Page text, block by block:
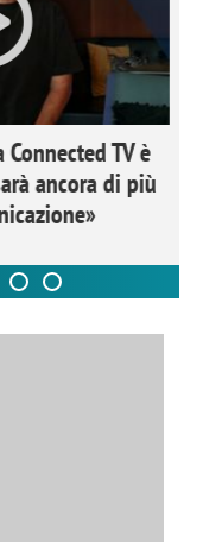
TV è
ancora di più